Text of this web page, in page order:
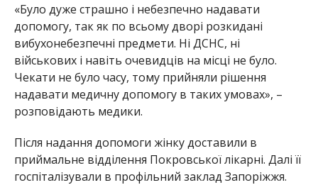
«Було дуже страшно і небезпечно надавати
допомогу, так як по всьому дворі розкидані
вибухонебезпечні предмети. Ні ДСНС, ні
військових і навіть очевидців на місці не було.
Чекати не було часу, тому прийняли рішення
надавати медичну допомогу в таких умовах», –
розповідають медики.
Після надання допомоги жінку доставили в
приймальне відділення Покровської лікарні. Далі її
госпіталізували в профільний заклад Запоріжжя.